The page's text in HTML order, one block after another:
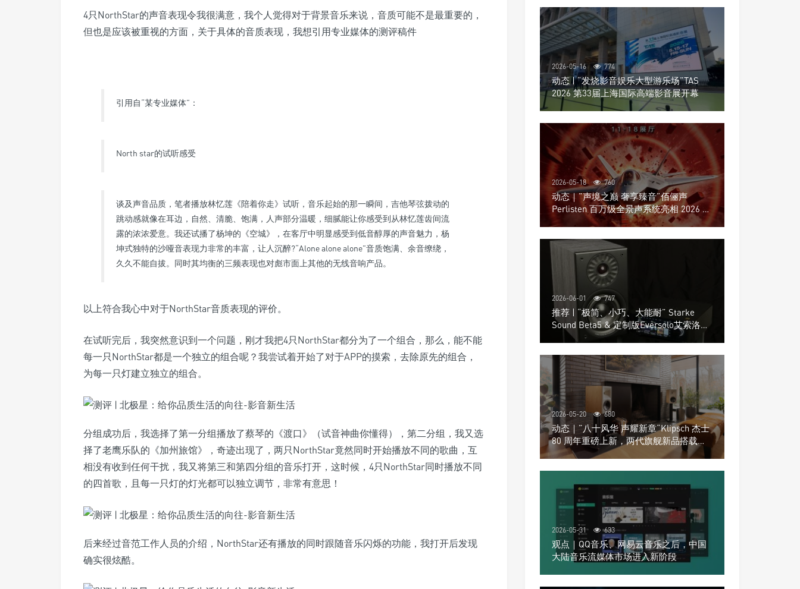
4只NorthStar的声音表现令我很满意，我个人觉得对于背景音乐来说，音质可能不是最重要的，
但也是应该被重视的方面，关于具体的音质表现，我想引用专业媒体的测评稿件
引用自“某专业媒体”：
North star的试听感受
谈及声音品质，笔者播放林忆莲《陪着你走》试听，音乐起始的那一瞬间，吉他琴弦拨动的
跳动感就像在耳边，自然、清脆、饱满，人声部分温暖，细腻能让你感受到从林忆莲齿间流
露的浓浓爱意。我还试播了杨坤的《空城》，在客厅中明显感受到低音醇厚的声音魅力，杨
坤式独特的沙哑音表现力非常的丰富，让人沉醉?“Alone alone alone”音质饱满、余音缭绕，
久久不能自拔。同时其均衡的三频表现也对彪市面上其他的无线音响产品。
以上符合我心中对于NorthStar音质表现的评价。
在试听完后，我突然意识到一个问题，刚才我把4只NorthStar都分为了一个组合，那么，能不能
每一只NorthStar都是一个独立的组合呢？我尝试着开始了对于APP的摸索，去除原先的组合，
为每一只灯建立独立的组合。
分组成功后，我选择了第一分组播放了蔡琴的《渡口》（试音神曲你懂得），第二分组，我又选
择了老鹰乐队的《加州旅馆》，奇迹出现了，两只NorthStar竟然同时开始播放不同的歌曲，互
相没有收到任何干扰，我又将第三和第四分组的音乐打开，这时候，4只NorthStar同时播放不同
的四首歌，且每一只灯的灯光都可以独立调节，非常有意思！
后来经过音范工作人员的介绍，NorthStar还有播放的同时跟随音乐闪烁的功能，我打开后发现
确实很炫酷。
2026-05-16 774
动态 | “发烧影音娱乐大型游乐场”TAS
2026 第33届上海国际高端影音展开幕
2026-05-18 760
动态｜”声境之巅 奢享臻音”佰俪声
Perlisten 百万级全景声系统亮相 2026 北
京国际音响展
2026-06-01 747
推荐 | “极简、小巧、大能耐” Starke
Sound Beta5 & 定制版Eversolo艾索洛
Play音响组合
2026-05-20 680
动态｜”八十风华 声耀新章“Klipsch 杰士
80 周年重磅上新，两代旗舰新品搭载硬
核配置音质再升级
2026-05-31 633
观点｜QQ音乐、网易云音乐之后，中国
大陆音乐流媒体市场进入新阶段